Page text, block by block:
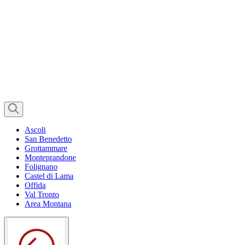
Ascoli
San Benedetto
Grottammare
Monteprandone
Folignano
Castel di Lama
Offida
Val Tronto
Area Montana